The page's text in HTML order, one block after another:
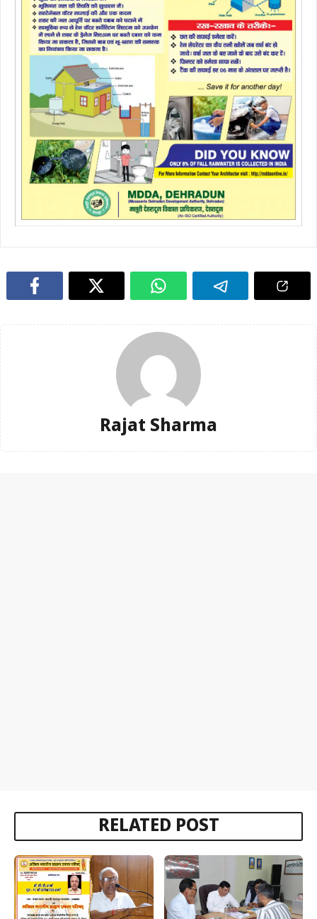
Rajat Sharma
RELATED POST